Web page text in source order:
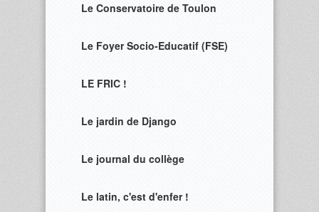
Le Conservatoire de Toulon
Le Foyer Socio-Educatif (FSE)
LE FRIC !
Le jardin de Django
Le journal du collège
Le latin, c'est d'enfer !